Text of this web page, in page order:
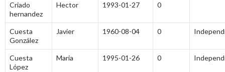
Criado
hernandez
Hector 1993-01-27 0
Cuesta
González
Javier 1960-08-04 0
Cuesta
López
Maria 1995-01-26 0